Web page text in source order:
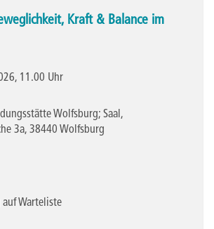
Kraft & Balance im
11.00 Uhr
Wolfsburg; Saal,
3a, 38440 Wolfsburg
Warteliste